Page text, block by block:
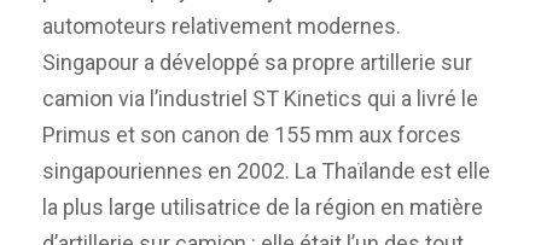
automoteurs relativement modernes.
Singapour a développé sa propre artillerie sur
camion via l’industriel ST Kinetics qui a livré le
Primus et son canon de 155 mm aux forces
singapouriennes en 2002. La Thaïlande est elle
la plus large utilisatrice de la région en matière